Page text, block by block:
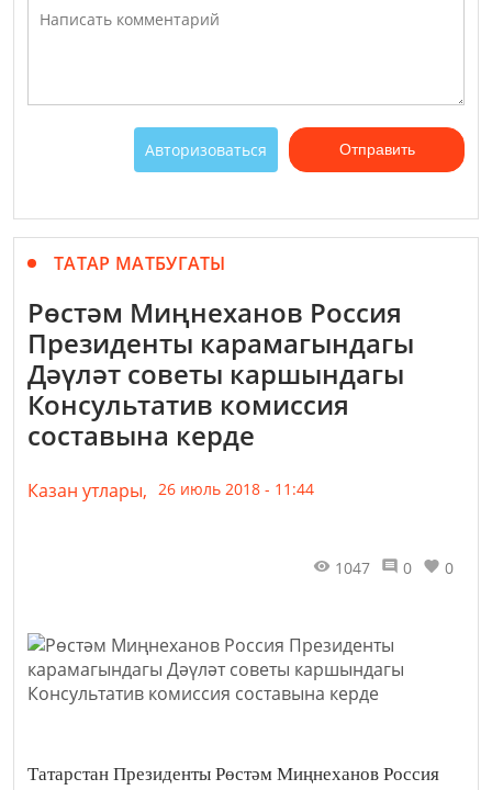
Авторизоваться Отправить
ТАТАР МАТБУГАТЫ
Рөстәм Миңнеханов Россия
Президенты карамагындагы
Дәүләт советы каршындагы
Консультатив комиссия
составына керде
Казан утлары, 26 июль 2018 - 11:44
1047 0 0
Татарстан Президенты Рөстәм Миңнеханов Россия